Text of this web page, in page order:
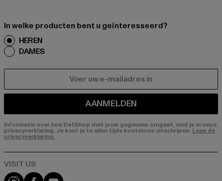
In welke producten bent u geïnteresseerd?
HEREN
DAMES
AANMELDEN
Informatie over hoe DefShop met jouw gegevens omgaat, vind je in onze
privacyverklaring. Je kunt je te allen tijde kosteloos uitschrijven. Lees de
privacyverklaring.
Visit our Instagram page:
Visit our Facebook page:
Visit our YouTube channel: